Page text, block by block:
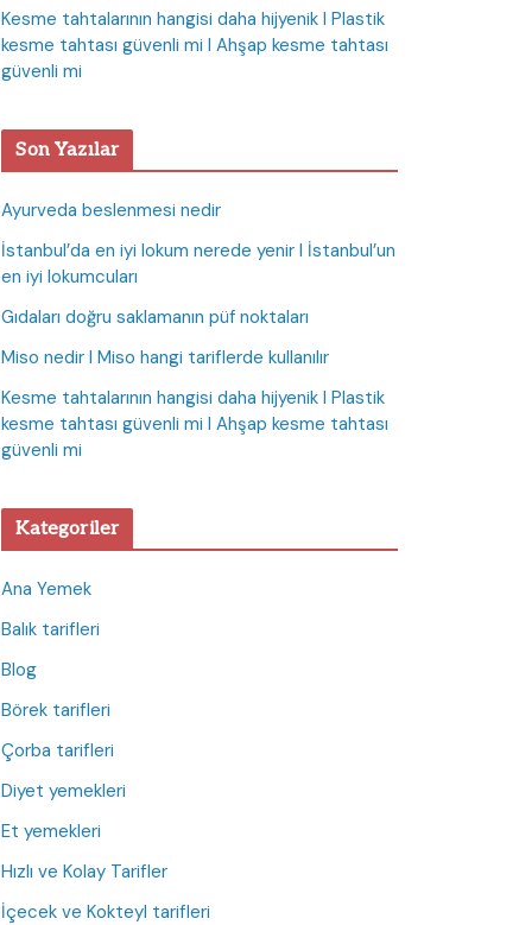
Kesme tahtalarının hangisi daha hijyenik I Plastik
kesme tahtası güvenli mi I Ahşap kesme tahtası
güvenli mi
Son Yazılar
Ayurveda beslenmesi nedir
İstanbul’da en iyi lokum nerede yenir I İstanbul’un
en iyi lokumcuları
Gıdaları doğru saklamanın püf noktaları
Miso nedir I Miso hangi tariflerde kullanılır
Kesme tahtalarının hangisi daha hijyenik I Plastik
kesme tahtası güvenli mi I Ahşap kesme tahtası
güvenli mi
Kategoriler
Ana Yemek
Balık tarifleri
Blog
Börek tarifleri
Çorba tarifleri
Diyet yemekleri
Et yemekleri
Hızlı ve Kolay Tarifler
İçecek ve Kokteyl tarifleri